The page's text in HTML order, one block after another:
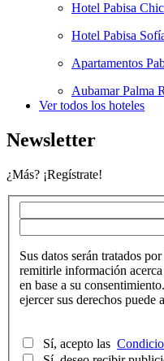
Hotel Pabisa
Hotel Pabisa
Apartamentos
Aubamar Palma
Ver todos los hoteles
Newsletter
¿Más? ¡Regístrate!
Sus datos serán tratados
remitirle información
en base a su
ejercer sus derechos puede